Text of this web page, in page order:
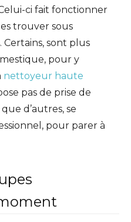
ci fait fonctionner
trouver sous
sont plus
pour y
nettoyeur haute
pas de prise de
d’autres, se
pour parer à